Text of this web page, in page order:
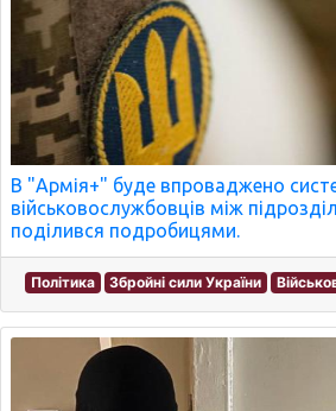
В "Армія+" буде впроваджено
військовослужбовців між
поділився подробицями.
Політика Збройні сили України